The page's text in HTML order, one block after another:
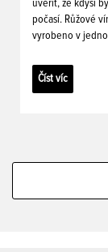
uvěřit, že kdysi
počasí. Růžové
vyrobeno v
Číst víc